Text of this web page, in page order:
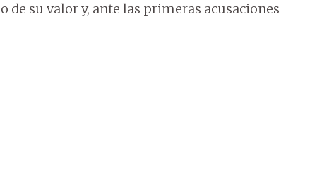
su valor y, ante las primeras acusaciones